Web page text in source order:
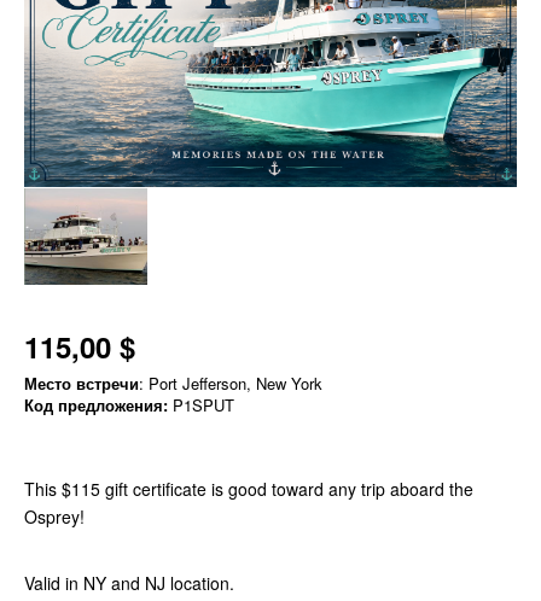
115,00 $
Место встречи: Port Jefferson, New York
Код предложения: P1SPUT
This $115 gift certificate is good toward any trip aboard the
Osprey!
Valid in NY and NJ location.